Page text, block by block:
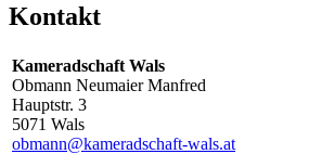
Kontakt
Kameradschaft Wals
Obmann Neumaier Manfred
Hauptstr. 3
5071 Wals
obmann@kameradschaft-wals.at